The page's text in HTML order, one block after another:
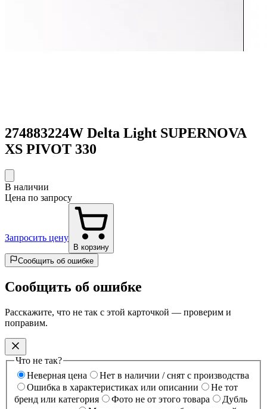
274883224W Delta Light SUPERNOVA
XS PIVOT 330
В наличии
Цена по запросу
Запросить цену
В корзину
Сообщить об ошибке
Сообщить об ошибке
Расскажите, что не так с этой карточкой — проверим и
поправим.
Что не так?
Неверная цена
Нет в наличии / снят с производства
Ошибка в характеристиках или описании
Не тот
бренд или категория
Фото не от этого товара
Дубль